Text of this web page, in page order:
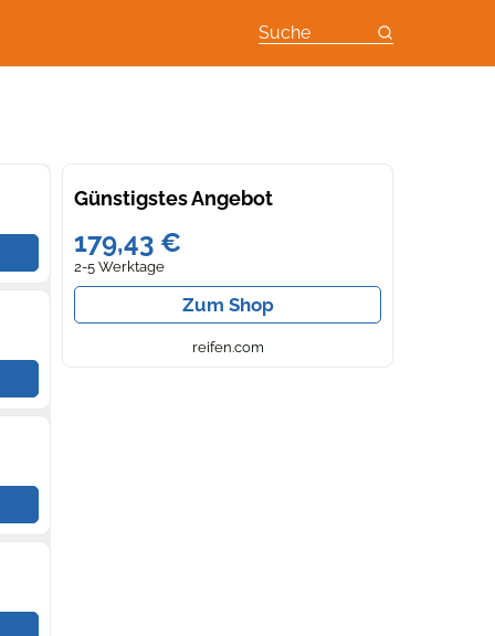
Suche
Günstigstes Angebot
179,43 €
2-5 Werktage
Zum Shop
reifen.com